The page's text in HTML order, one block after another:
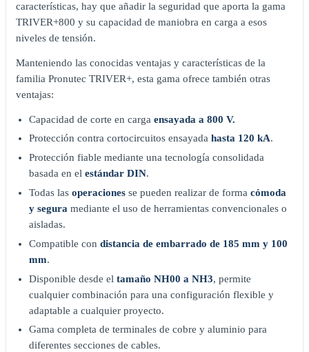
características, hay que añadir la seguridad que aporta la gama
TRIVER+800 y su capacidad de maniobra en carga a esos
niveles de tensión.
Manteniendo las conocidas ventajas y características de la
familia Pronutec TRIVER+, esta gama ofrece también otras
ventajas:
Capacidad de corte en cargaensayada a 800 V.
Protección contra cortocircuitos ensayadahasta 120 kA.
Protección fiable mediante una tecnología consolidada
basada en elestándar DIN.
Todas lasoperacionesse pueden realizar de formacómoda
y segura mediante el uso de herramientas convencionales o
aisladas.
Compatible condistancia de embarrado de 185 mm y 100
mm.
Disponible desde eltamaño NH00 a NH3, permite
cualquier combinación para una configuración flexible y
adaptable a cualquier proyecto.
Gama completa de terminales de cobre y aluminio para
diferentes secciones de cables.